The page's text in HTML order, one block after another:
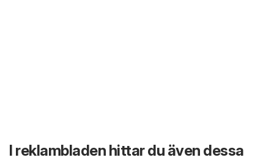
I reklambladen hittar du även dessa